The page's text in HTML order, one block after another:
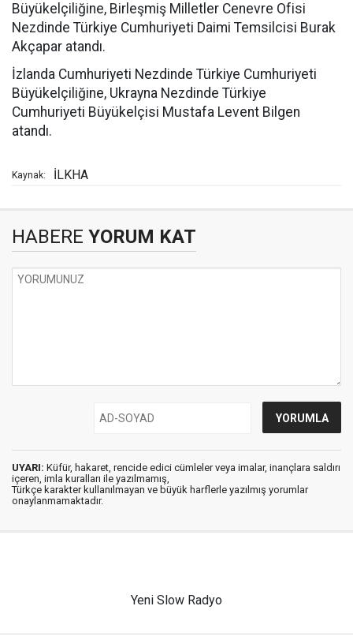
Büyükelçiliğine, Birleşmiş Milletler Cenevre Ofisi
Nezdinde Türkiye Cumhuriyeti Daimi Temsilcisi Burak
Akçapar atandı.
İzlanda Cumhuriyeti Nezdinde Türkiye Cumhuriyeti
Büyükelçiliğine, Ukrayna Nezdinde Türkiye
Cumhuriyeti Büyükelçisi Mustafa Levent Bilgen
atandı.
Kaynak: İLKHA
HABERE YORUM KAT
UYARI: Küfür, hakaret, rencide edici cümleler veya imalar, inançlara saldırı
içeren, imla kuralları ile yazılmamış,
Türkçe karakter kullanılmayan ve büyük harflerle yazılmış yorumlar
onaylanmamaktadır.
Yeni Slow Radyo